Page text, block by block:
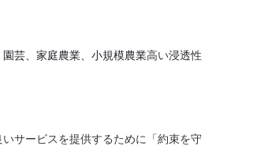
園芸、家庭農業、小規模農業高い浸透性
サービスを提供するために「約束を守